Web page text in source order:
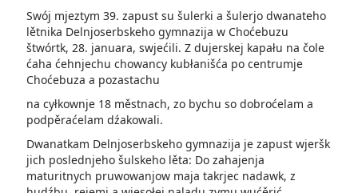
Swój mjeztym 39. zapust su šulerki a šulerjo dwanateho
lětnika Delnjoserbskeho gymnazija w Choćebuzu
štwórtk, 28. januara, swjećili. Z dujerskej kapału na čole
ćaha ćehnjechu chowancy kubłanišća po centrumje
Choćebuza a pozastachu
na cyłkownje 18 městnach, zo bychu so dobroćelam a
podpěraćelam dźakowali.
Dwanatkam Delnjoserbskeho gymnazija je zapust wjeršk
jich poslednjeho šulskeho lěta­: Do zahajenja
maturitnych pruwowanjow maja takrjec nadawk, z